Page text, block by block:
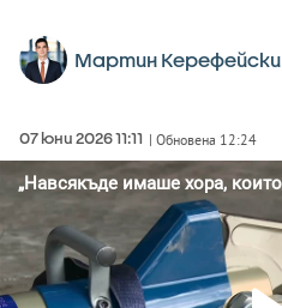
Мартин Керефейски
07 юни 2026 11:11 | Обновена 12:24